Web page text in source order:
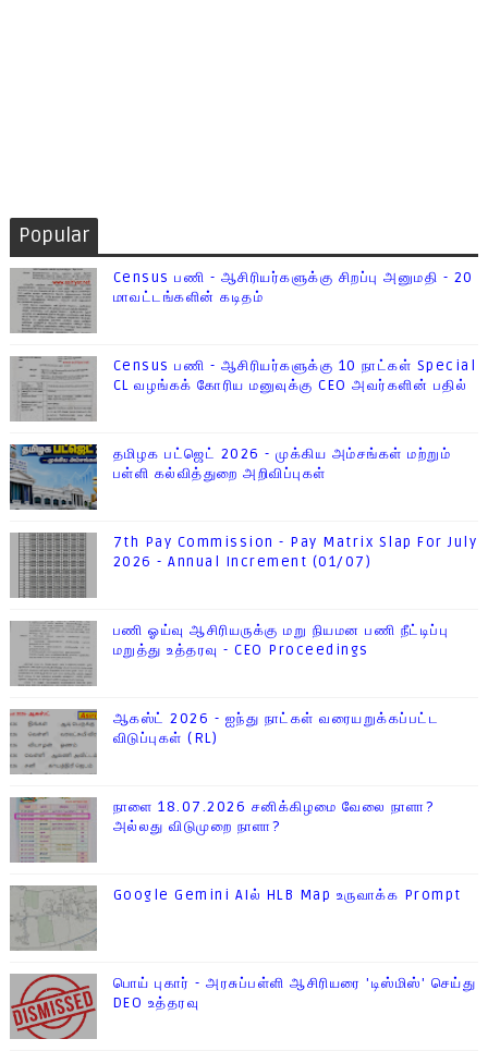
Popular
Census பணி - ஆசிரியர்களுக்கு சிறப்பு அனுமதி - 20
மாவட்டங்களின் கடிதம்
Census பணி - ஆசிரியர்களுக்கு 10 நாட்கள் Special
CL வழங்கக் கோரிய மனுவுக்கு CEO அவர்களின் பதில்
தமிழக பட்ஜெட் 2026 - முக்கிய அம்சங்கள் மற்றும்
பள்ளி கல்வித்துறை அறிவிப்புகள்
7th Pay Commission - Pay Matrix Slap For July
2026 - Annual Increment (01/07)
பணி ஓய்வு ஆசிரியருக்கு மறு நியமன பணி நீட்டிப்பு
மறுத்து உத்தரவு - CEO Proceedings
ஆகஸ்ட் 2026 - ஐந்து நாட்கள் வரையறுக்கப்பட்ட
விடுப்புகள் (RL)
நாளை 18.07.2026 சனிக்கிழமை வேலை நாளா?
அல்லது விடுமுறை நாளா?
Google Gemini AIல் HLB Map உருவாக்க Prompt
பொய் புகார் - அரசுப்பள்ளி ஆசிரியரை 'டிஸ்மிஸ்' செய்து
DEO உத்தரவு